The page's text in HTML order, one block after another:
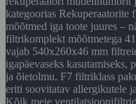
kategoorias
mõõtmed iga toote juures –
filtrikomplekt mõõtmetega
vajab 540x260x46 mm
igapäevaseks kasutamiseks,
ja õietolmu. F7 filtriklass
eriti soovitatav allergikutele